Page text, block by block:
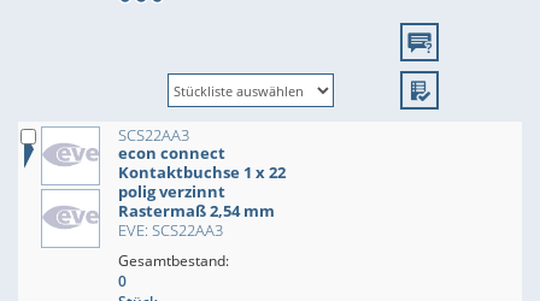
SCS22AA3
econ connect
Kontaktbuchse 1 x 22
polig verzinnt
Rastermaß 2,54 mm
EVE: SCS22AA3
Gesamtbestand:
0